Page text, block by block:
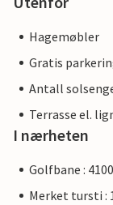
Hagemøbler
Gratis
Antall
Terrasse el.
I nærheten
Golfbane :
Merket tursti :